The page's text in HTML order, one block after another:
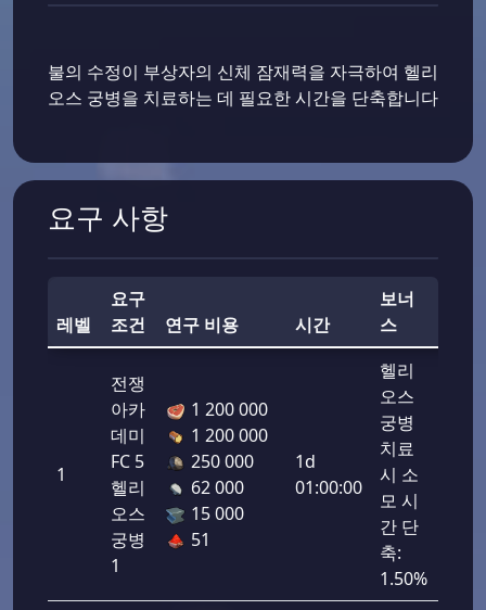
불의 수정이 부상자의 신체 잠재력을 자극하여 헬리
오스 궁병을 치료하는 데 필요한 시간을 단축합니다
요구 사항
레벨
요구
조건
연구 비용 시간
보너
스
1
전쟁
아카
데미
FC 5
헬리
오스
궁병
1
1 200 000
1 200 000
250 000
62 000
15 000
51
1d
01:00:00
헬리
오스
궁병
치료
시 소
모 시
간 단
축:
1.50%